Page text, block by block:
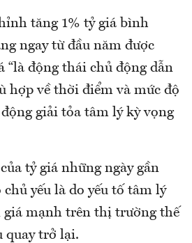
tăng 1% tỷ giá bình
ngay từ đầu năm được
“là động thái chủ động dẫn
hợp về thời điểm và mức độ
giải tỏa tâm lý kỳ vọng
tỷ giá những ngày gần
yếu là do yếu tố tâm lý
giá mạnh trên thị trường thế
quay trở lại.